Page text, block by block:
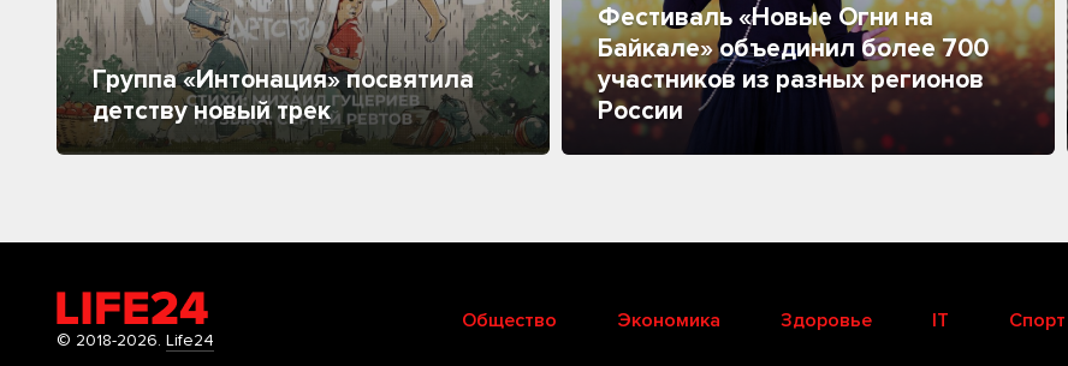
Группа «Интонация» посвятила
детству новый трек
Фестиваль «Новые Огни на
Байкале» объединил более 700
участников из разных регионов
России
© 2018-2026. Life24
Общество Экономика Здоровье IT Спорт